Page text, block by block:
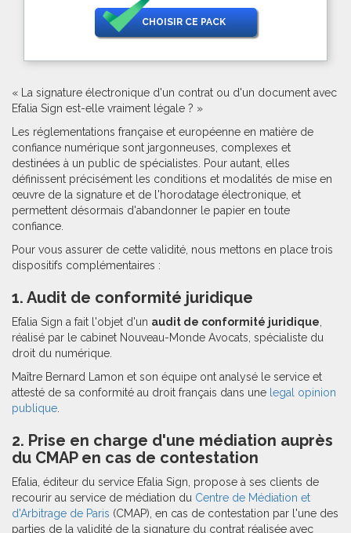
CHOISIR CE PACK
« La signature électronique d'un contrat ou d'un document avec
Efalia Sign est-elle vraiment légale ? »
Les réglementations française et européenne en matière de
confiance numérique sont jargonneuses, complexes et
destinées à un public de spécialistes. Pour autant, elles
définissent précisément les conditions et modalités de mise en
œuvre de la signature et de l'horodatage électronique, et
permettent désormais d'abandonner le papier en toute
confiance.
Pour vous assurer de cette validité, nous mettons en place trois
dispositifs complémentaires :
1. Audit de conformité juridique
Efalia Sign a fait l'objet d'un audit de conformité juridique
réalisé par le cabinet Nouveau-Monde Avocats, spécialiste du
droit du numérique.
Maître Bernard Lamon et son équipe ont analysé le service et
attesté de sa conformité au droit français dans une legal opinion
publique
2. Prise en charge d'une médiation auprès
du CMAP en cas de contestation
Efalia, éditeur du service Efalia Sign, propose à ses clients de
recourir au service de médiation du Centre de Médiation et
d'Arbitrage de Paris (CMAP), en cas de contestation par l'une des
parties de la validité de la signature du contrat réalisée avec